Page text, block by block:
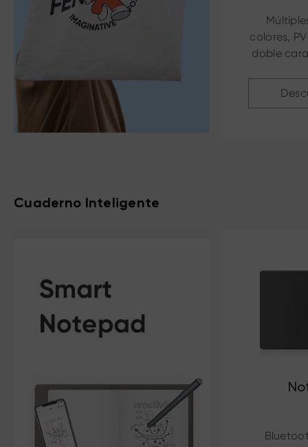
colores,
doble
Cuaderno Inteligente